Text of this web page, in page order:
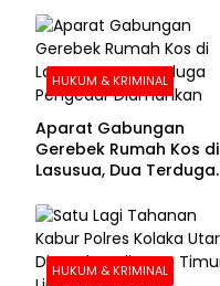
HUKUM & KRIMINAL
Aparat Gabungan
Gerebek Rumah Kos di
Lasusua, Dua Terduga
HUKUM & KRIMINAL